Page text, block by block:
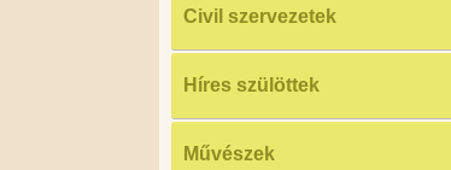
Civil szervezetek
Híres szülöttek
Művészek